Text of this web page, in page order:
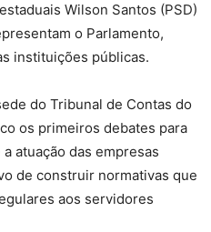
Wilson Santos (PSD)
o Parlamento,
instituições públicas.
do Tribunal de Contas do
os primeiros debates para
atuação das empresas
de construir normativas que
aos servidores